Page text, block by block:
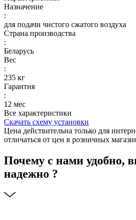
Назначение
:
для подачи чистого сжатого воздуха
Страна производства
:
Беларусь
Вес
:
235 кг
Гарантия
:
12 мес
Все характеристики
Скачать схему установки
Цена действительна только для
отличаться от цен в розничных
Почему с нами удобно,
надежно ?